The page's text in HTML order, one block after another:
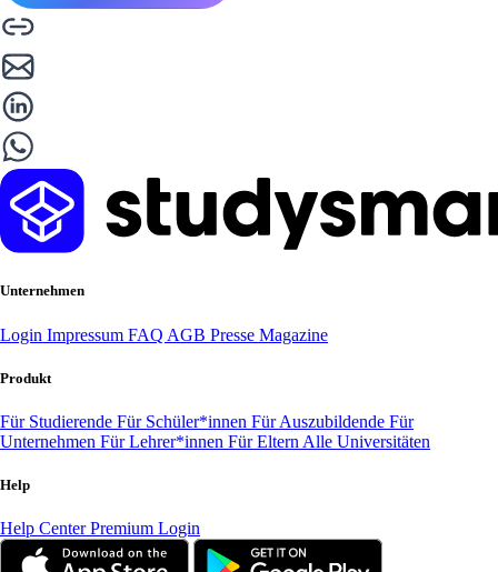
Unternehmen
Login Impressum FAQ AGB Presse Magazine
Produkt
Für Studierende Für Schüler*innen Für Auszubildende Für
Unternehmen Für Lehrer*innen Für Eltern Alle Universitäten
Help
Help CenterPremium Login